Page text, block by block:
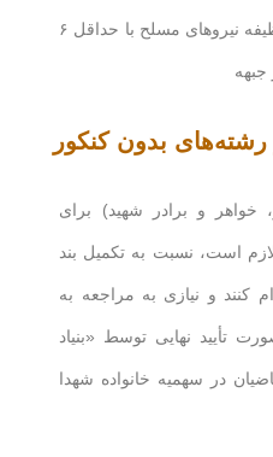
.۳ کارکنان کادر ثابت، پیمانی و وظیفه نیروهای مسلح با حداقل ۶
بدون کنکور
خواهر و برادر شهید) برای
است، نسبت به تکمیل بند
کنند و نیازی به مراجعه به
تأیید نهایی توسط «بنیاد
در سهمیه خانواده شهدا